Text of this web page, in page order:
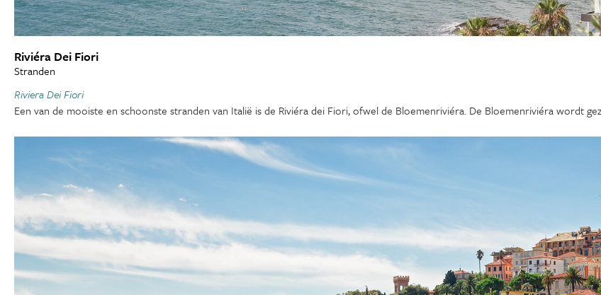
Riviéra Dei Fiori
Stranden
Riviera Dei Fiori
Een van de mooiste en schoonste stranden van Italië is de Riviéra dei Fiori, ofwel de Bloemenriviéra. De Bloemenriviéra wordt